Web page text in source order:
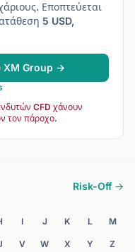
Εποπτεύεται
5 USD,
XM Group →
CFD χάνουν
τον πάροχο.
Risk-Off →
I J K L M
V W X Y Z